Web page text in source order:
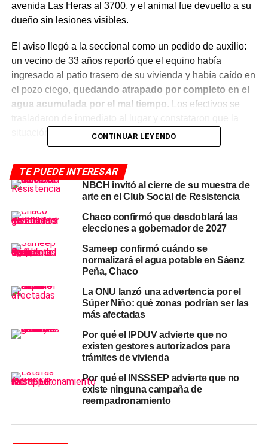
avenida Las Heras al 3700, y el animal fue devuelto a su
dueño sin lesiones visibles.
El aviso llegó a la seccional como un pedido de auxilio:
un vecino de 33 años reportó que el equino había
ingresado al patio trasero de su vivienda y había caído en
el pozo ciego, quedando atrapado por completo en el
agua acumulada por el mal tiempo. Los efectivos se
situación era crítica.
Trabajo bajo el temporal
La condición climáticasumó dificultad al operativo. Los
uniformados actuaron bajo la lluvia persistente, en un
predio con el terreno anegado, y debieron combinar el
trabajo físico con la urgencia que imponía el estado del
animal.La situación del caballo era descripta como
alarmante al momento de la llegadapolicial, según
consignó la propia fuerza.
Tras un trabajo intenso y sostenido, el equino fue extraído
del pozo ciego y puesto a salvo. El rescate equino
culminó sin que el animal presentara lesiones aparentes,
y fue entregado de inmediato a su legítimo propietario.
Un hecho frecuente en época de
Los pozos ciegos sin tapa o con cubiertas deterioradas
CONTINUAR LEYENDO
TE PUEDE INTERESAR
NBCH invitó al cierre de su muestra de
arte en el Club Social de Resistencia
Chaco confirmó que desdoblará las
elecciones a gobernador de 2027
Sameep confirmó cuándo se
normalizará el agua potable en Sáenz
Peña, Chaco
La ONU lanzó una advertencia por el
Súper Niño: qué zonas podrían ser las
más afectadas
Por qué el IPDUV advierte que no
existen gestores autorizados para
trámites de vivienda
Por qué el INSSSEP advierte que no
existe ninguna campaña de
reempadronamiento